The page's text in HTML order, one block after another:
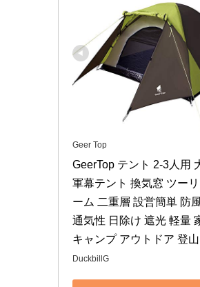
Geer Top
GeerTop テント 2-3人用
軍幕テント 換気窓 ツー
ーム 二重層 設営簡単 防
通気性 日除け 遮光 軽量
キャンプ アウトドア 登山
DuckbillG